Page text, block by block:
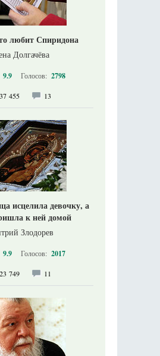
любит Спиридона
Долгачёва
9.9 Голосов: 2798
37 455 13
исцелила девочку, а
к ней домой
Злодорев
9.9 Голосов: 2017
23 749 11